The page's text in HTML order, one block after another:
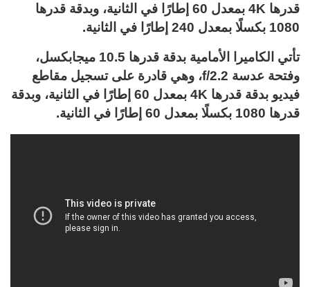
قدرها 4K بمعدل 60 إطارًا في الثانية، وبدقة قدرها
1080 بكسلًا بمعدل 240 إطارًا في الثانية.
تأتي الكاميرا الأمامية بدقة قدرها 10.5 ميجابكسل،
وفتحة عدسة f/2.2، وهي قادرة على تسجيل مقاطع
فيديو بدقة قدرها 4K بمعدل 60 إطارًا في الثانية، وبدقة
قدرها 1080 بكسلًا بمعدل 60 إطارًا في الثانية.